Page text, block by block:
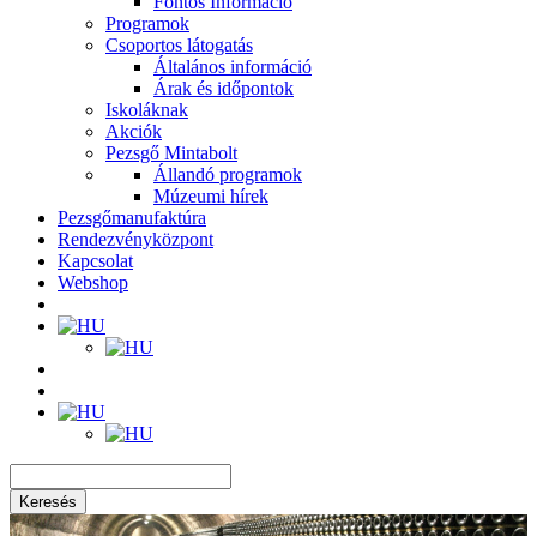
Programok
Csoportos látogatás
Általános információ
Árak és időpontok
Iskoláknak
Akciók
Pezsgő Mintabolt
Állandó programok
Múzeumi hírek
Pezsgőmanufaktúra
Rendezvényközpont
Kapcsolat
Webshop
Keresés